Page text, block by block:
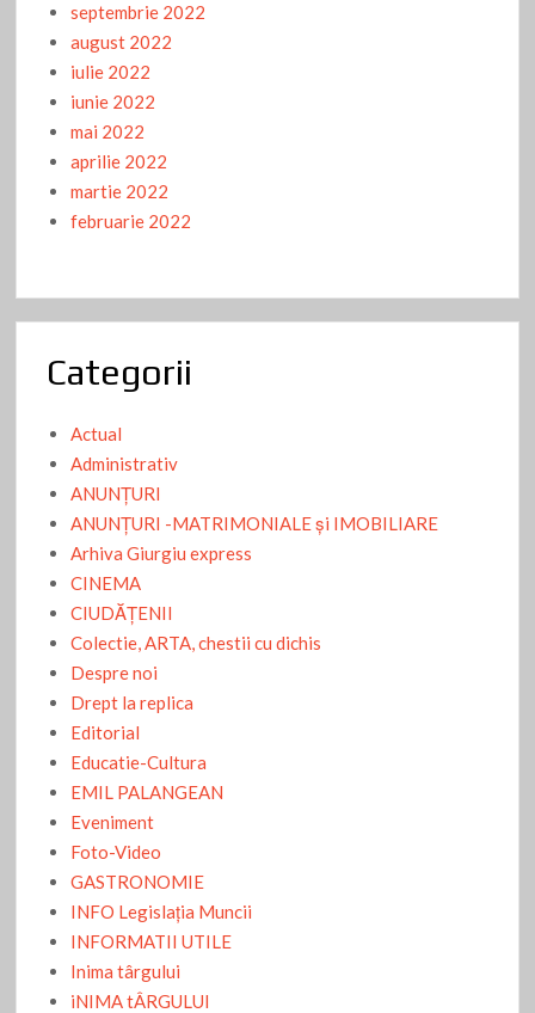
septembrie 2022
august 2022
iulie 2022
iunie 2022
mai 2022
aprilie 2022
martie 2022
februarie 2022
Categorii
Actual
Administrativ
ANUNŢURI
ANUNŢURI -MATRIMONIALE şi IMOBILIARE
Arhiva Giurgiu express
CINEMA
CIUDĂŢENII
Colectie, ARTA, chestii cu dichis
Despre noi
Drept la replica
Editorial
Educatie-Cultura
EMIL PALANGEAN
Eveniment
Foto-Video
GASTRONOMIE
INFO Legislaţia Muncii
INFORMATII UTILE
Inima târgului
iNIMA tÂRGULUI